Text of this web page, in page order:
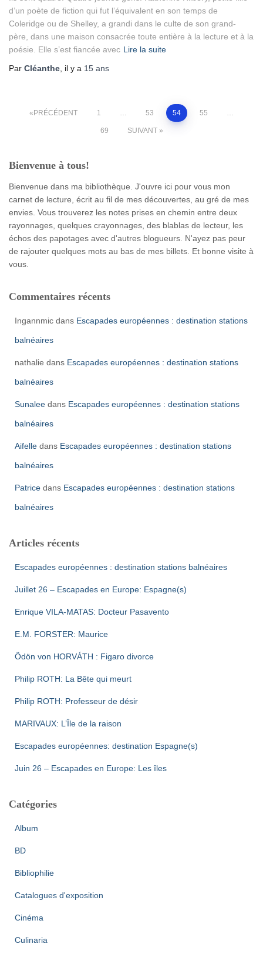
d’un poète de fiction qui fut l’équivalent en son temps de
Coleridge ou de Shelley, a grandi dans le culte de son grand-
père, dans une maison consacrée toute entière à la lecture et à la
poésie. Elle s’est fiancée avec Lire la suite
Par Cléanthe, il y a 15 ans
Pagination
publications
PRÉCÉDENT 1 … 53 54 55 …
69 SUIVANT
Bienvenue à tous!
Bienvenue dans ma bibliothèque. J'ouvre ici pour vous mon
carnet de lecture, écrit au fil de mes découvertes, au gré de mes
envies. Vous trouverez les notes prises en chemin entre deux
rayonnages, quelques crayonnages, des blablas de lecteur, les
échos des papotages avec d'autres blogueurs. N'ayez pas peur
de rajouter quelques mots au bas de mes billets. Et bonne visite à
vous.
Commentaires récents
Ingannmic dans Escapades européennes : destination stations
balnéaires
nathalie dans Escapades européennes : destination stations
balnéaires
Sunalee dans Escapades européennes : destination stations
balnéaires
Aifelle dans Escapades européennes : destination stations
balnéaires
Patrice dans Escapades européennes : destination stations
balnéaires
Articles récents
Escapades européennes : destination stations balnéaires
Juillet 26 – Escapades en Europe: Espagne(s)
Enrique VILA-MATAS: Docteur Pasavento
E.M. FORSTER: Maurice
Ödön von HORVÁTH : Figaro divorce
Philip ROTH: La Bête qui meurt
Philip ROTH: Professeur de désir
MARIVAUX: L’Île de la raison
Escapades européennes: destination Espagne(s)
Juin 26 – Escapades en Europe: Les îles
Catégories
Album
BD
Bibliophilie
Catalogues d'exposition
Cinéma
Culinaria